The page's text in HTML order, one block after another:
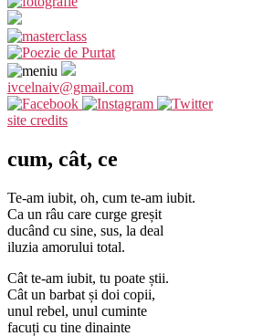
ivcelnaiv@gmail.com
site credits
cum, cât, ce
Te-am iubit, oh, cum te-am iubit.
Ca un râu care curge greșit
ducând cu sine, sus, la deal
iluzia amorului total.
Cât te-am iubit, tu poate știi.
Cât un barbat și doi copii,
unul rebel, unul cuminte
facuți cu tine dinainte